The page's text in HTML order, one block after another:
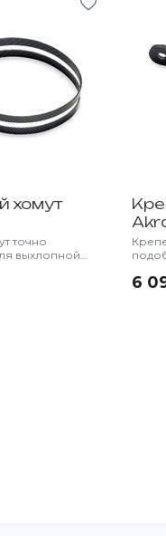
хомут
точно
выхлопной
6